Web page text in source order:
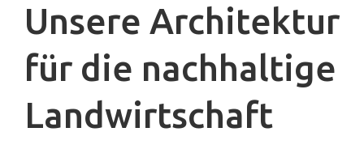
Unsere Architektur
für die nachhaltige
Landwirtschaft